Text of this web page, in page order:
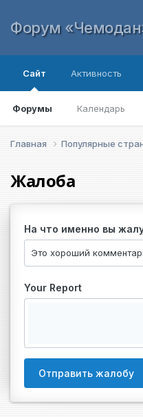
Форум
Сайт
Форумы Календарь
Активность
Главная Популярные
Жалоба
На что именно вы
Your Report
Отправить жалобу